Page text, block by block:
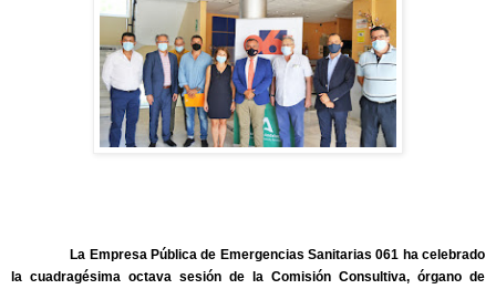
La Empresa Pública de Emergencias Sanitarias 061 ha celebrado
la cuadragésima octava sesión de la Comisión Consultiva, órgano de